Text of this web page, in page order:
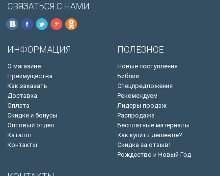
СВЯЗАТЬСЯ С НАМИ
ИНФОРМАЦИЯ
О магазине
Преимущества
Как заказать
Доставка
Оплата
Скидки и бонусы
Оптовый отдел
Каталог
Контакты
ПОЛЕЗНОЕ
Новые поступления
Библии
Спецпредложения
Рекомендуем
Лидеры продаж
Распродажа
Бесплатные материалы
Как купить дешевле?
Скидка за отзыв!
Рождество и Новый Год